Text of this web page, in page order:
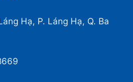
Hạ, P. Láng Hạ, Q. Ba